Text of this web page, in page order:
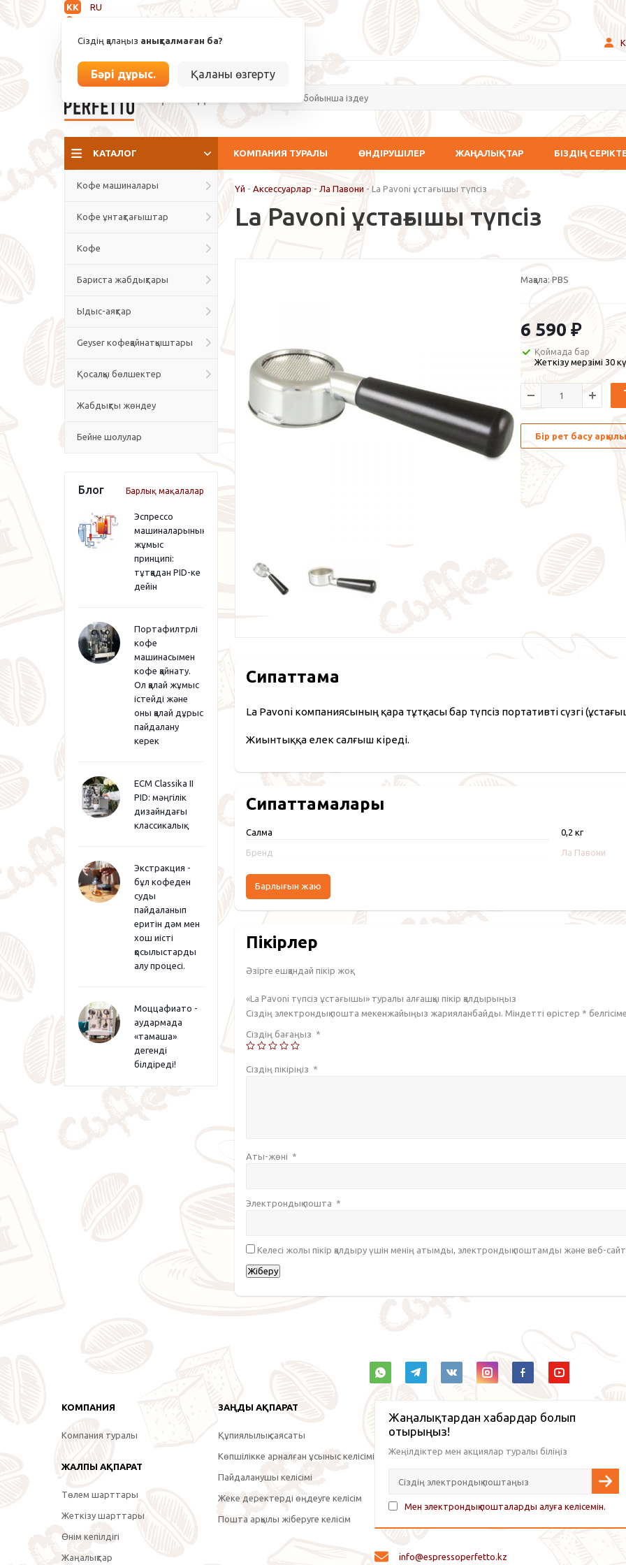
KK
RU
Сіздің қалаңыз анықталмаған ба?
Бәрі дұрыс. Қаланы өзгерту
info@espressoperfetto.kz
КАТАЛОГ КОМПАНИЯ ТУРАЛЫ ӨНДІРУШІЛЕР ЖАҢАЛЫҚТАР БІЗДІҢ
Кофе машиналары
Кофе ұнтақтағыштар
Кофе
Бариста жабдықтары
Ыдыс-аяқтар
Geyser кофеқайнатқыштары
Қосалқы бөлшектер
Жабдықты жөндеу
Бейне шолулар
Блог Барлық мақалалар
Эспрессо
машиналарының
жұмыс
принципі:
тұтқадан PID-ке
дейін
Портафилтрлі
кофе
машинасымен
кофе қайнату.
Ол қалай жұмыс
істейді және
оны қалай дұрыс
пайдалану
керек
ECM Classika II
PID: мәңгілік
дизайндағы
классикалық
Экстракция -
бұл кофеден
суды
пайдаланып
еритін дәм мен
хош иісті
қосылыстарды
алу процесі.
Моццафиато -
аудармада
«тамаша»
дегенді
білдіреді!
Үй - Аксессуарлар - Ла Павони - La Pavoni ұстағышы түпсіз
La Pavoni ұстағышы түпсіз
Мақала: PBS
6 590 ₽
Қоймада бар
Жеткізу мерзімі 30
Бір рет басу
Сипаттама
La Pavoni компаниясының қара тұтқасы бар түпсіз портативті сүзгі
Жиынтыққа елек салғыш кіреді.
Сипаттамалары
Салмақ 0,2 кг
Бренд Ла Павони
Барлығын жаю
Пікірлер
Әзірге ешқандай пікір жоқ.
«La Pavoni түпсіз ұстағышы» туралы алғашқы пікір қалдырыңыз
Сіздің электрондық пошта мекенжайыңыз жарияланбайды. Міндетті өрістер *
Сіздің бағаңыз *
Сіздің пікіріңіз *
Аты-жөні *
Электрондық пошта *
Келесі жолы пікір қалдыру үшін менің атымды, электрондық поштамды және веб-
КОМПАНИЯ
Компания туралы
ЖАЛПЫ АҚПАРАТ
Төлем шарттары
Жеткізу шарттары
Өнім кепілдігі
Жаңалықтар
ЗАҢДЫ АҚПАРАТ
Құпиялылық саясаты
Көпшілікке арналған ұсыныс келісімі
Пайдаланушы келісімі
Жеке деректерді өңдеуге келісім
Пошта арқылы жіберуге келісім
Жаңалықтардан хабардар болып
отырыңыз!
Жеңілдіктер мен акциялар туралы біліңіз
Мен электрондық пошталарды алуға келісемін.
info@espressoperfetto.kz